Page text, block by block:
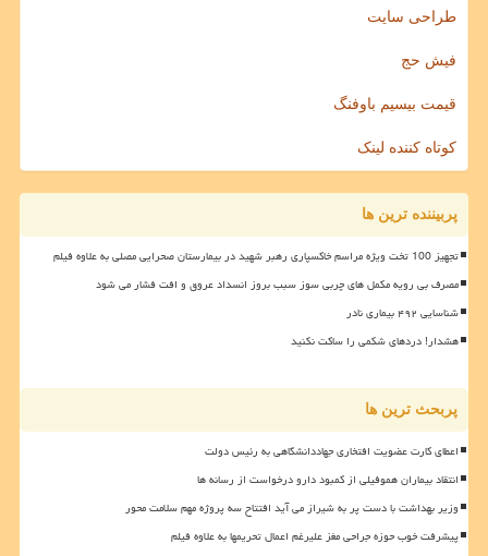
طراحی سایت
فیش حج
قیمت بیسیم باوفنگ
کوتاه کننده لینک
پربیننده ترین ها
تجهیز 100 تخت ویژه مراسم خاکسپاری رهبر شهید در بیمارستان صحرایی مصلی به علاوه فیلم
مصرف بی رویه مکمل های چربی سوز سبب بروز انسداد عروق و افت فشار می شود
شناسایی ۴۹۲ بیماری نادر
هشدار! دردهای شکمی را ساکت نکنید
پربحث ترین ها
اعطای کارت عضویت افتخاری جهاددانشگاهی به رئیس دولت
انتقاد بیماران هموفیلی از کمبود دارو درخواست از رسانه ها
وزیر بهداشت با دست پر به شیراز می آید افتتاح سه پروژه مهم سلامت محور
پیشرفت خوب حوزه جراحی مغز علیرغم اعمال تحریمها به علاوه فیلم